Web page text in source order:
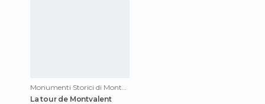
Monumenti Storici di Montvalent
La tour de Montvalent